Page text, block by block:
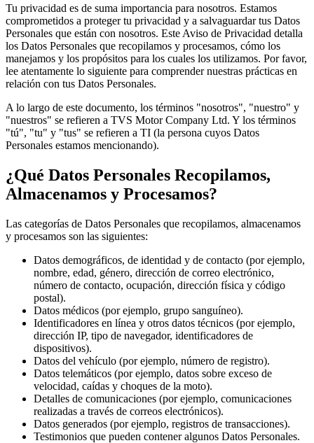
Tu privacidad es de suma importancia para nosotros. Estamos
comprometidos a proteger tu privacidad y a salvaguardar tus Datos
Personales que están con nosotros. Este Aviso de Privacidad detalla
los Datos Personales que recopilamos y procesamos, cómo los
manejamos y los propósitos para los cuales los utilizamos. Por favor,
lee atentamente lo siguiente para comprender nuestras prácticas en
relación con tus Datos Personales.
A lo largo de este documento, los términos "nosotros", "nuestro" y
"nuestros" se refieren a TVS Motor Company Ltd. Y los términos
"tú", "tu" y "tus" se refieren a TI (la persona cuyos Datos
Personales estamos mencionando).
¿Qué Datos Personales Recopilamos,
Almacenamos y Procesamos?
Las categorías de Datos Personales que recopilamos, almacenamos
y procesamos son las siguientes:
Datos demográficos, de identidad y de contacto (por ejemplo,
nombre, edad, género, dirección de correo electrónico,
número de contacto, ocupación, dirección física y código
postal).
Datos médicos (por ejemplo, grupo sanguíneo).
Identificadores en línea y otros datos técnicos (por ejemplo,
dirección IP, tipo de navegador, identificadores de
dispositivos).
Datos del vehículo (por ejemplo, número de registro).
Datos telemáticos (por ejemplo, datos sobre exceso de
velocidad, caídas y choques de la moto).
Detalles de comunicaciones (por ejemplo, comunicaciones
realizadas a través de correos electrónicos).
Datos generados (por ejemplo, registros de transacciones).
Testimonios que pueden contener algunos Datos Personales.